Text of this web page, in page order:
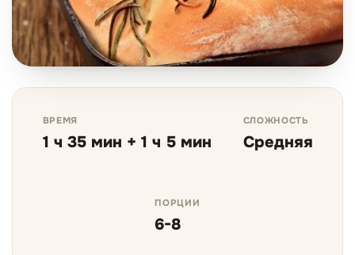
ВРЕМЯ
1 ч 35 мин + 1 ч 5 мин
СЛОЖНОСТЬ
Средняя
ПОРЦИИ
6-8